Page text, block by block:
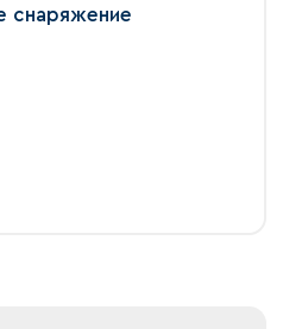
снаряжение